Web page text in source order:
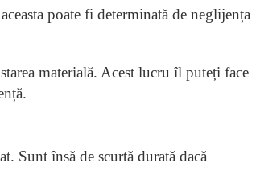
poate fi determinată de neglijența
materială. Acest lucru îl puteți face
Sunt însă de scurtă durată dacă